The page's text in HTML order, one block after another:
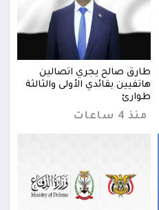
طارق صالح يجري اتصالين
هاتفيين بقائدي الأولى والثالثة
طوارئ
منذ 4 ساعات